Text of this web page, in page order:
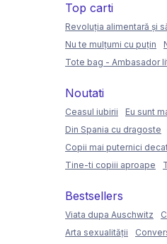
Top carti
Revoluția alimentară și
Nu te mulțumi cu puțin
Tote bag - Ambasador
Noutati
Ceasul iubirii Eu sunt
Din Spania cu dragoste
Copii mai puternici
Tine-ti copiii aproape
Bestsellers
Viata dupa Auschwitz
Arta sexualității